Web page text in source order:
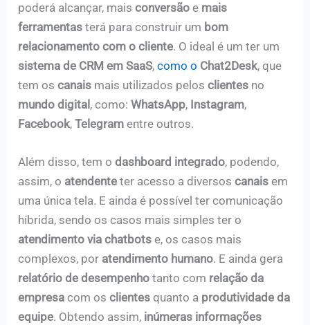
poderá alcançar, maisconversãoe mais
ferramentas terá para construir um bom
relacionamento com o cliente. O ideal é um ter um
sistema de CRM em SaaS,como o Chat2Desk, que
tem oscanais mais utilizados pelosclientes no
mundo digital , como:WhatsApp, Instagram,
Facebook,Telegramentre outros.
Além disso, tem odashboard integrado, podendo,
assim, o atendenteter acesso a diversoscanaisem
uma única tela. E ainda é possível ter comunicação
híbrida, sendo os casos mais simples ter o
atendimento via chatbots e, os casos mais
complexos, por atendimento humano. E ainda gera
relatório de desempenho tanto com relação da
empresa com osclientesquanto a produtividade da
equipe. Obtendo assim, inúmeras informações